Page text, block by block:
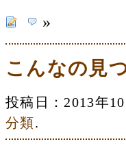
»
こんなの見
投稿日：2013年
分類.